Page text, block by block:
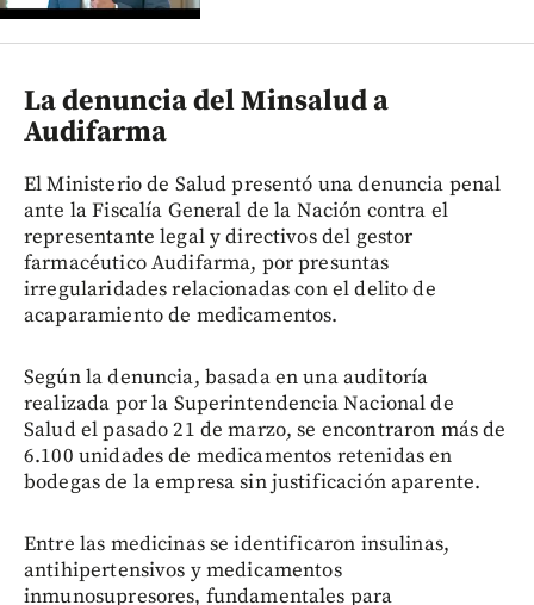
La denuncia del Minsalud a
Audifarma
El Ministerio de Salud presentó una denuncia penal
ante la Fiscalía General de la Nación contra el
representante legal y directivos del gestor
farmacéutico Audifarma, por presuntas
irregularidades relacionadas con el delito de
acaparamiento de medicamentos.
Según la denuncia, basada en una auditoría
realizada por la Superintendencia Nacional de
Salud el pasado 21 de marzo, se encontraron más de
6.100 unidades de medicamentos retenidas en
bodegas de la empresa sin justificación aparente.
Entre las medicinas se identificaron insulinas,
antihipertensivos y medicamentos
inmunosupresores, fundamentales para